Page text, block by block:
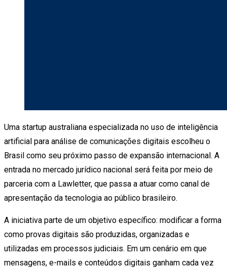
Uma startup australiana especializada no uso de inteligência
artificial para análise de comunicações digitais escolheu o
Brasil como seu próximo passo de expansão internacional. A
entrada no mercado jurídico nacional será feita por meio de
parceria com a Lawletter, que passa a atuar como canal de
apresentação da tecnologia ao público brasileiro.
A iniciativa parte de um objetivo específico: modificar a forma
como provas digitais são produzidas, organizadas e
utilizadas em processos judiciais. Em um cenário em que
mensagens, e-mails e conteúdos digitais ganham cada vez